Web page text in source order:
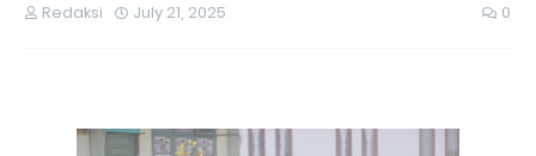
Redaksi July 21, 2025 0